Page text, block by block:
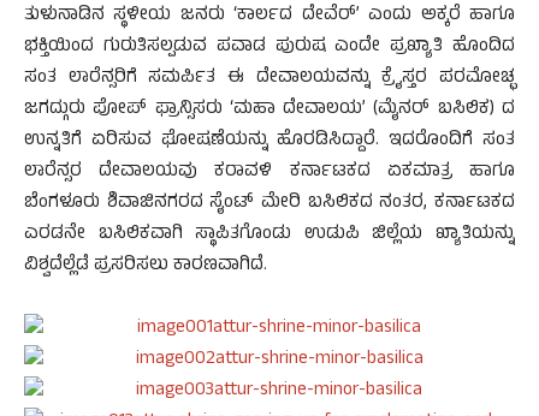
ತುಳುನಾಡಿನ ಸ್ಥಳೀಯ ಜನರು ‘ಕಾರ್ಲದ ದೇವೆರ್’ ಎಂದು ಅಕ್ಕರೆ ಹಾಗೂ
ಭಕ್ತಿಯಿಂದ ಗುರುತಿಸಲ್ಪಡುವ ಪವಾಡ ಪುರುಷ ಎಂದೇ ಪ್ರಖ್ಯಾತಿ ಹೊಂದಿದ
ಸಂತ ಲಾರೆನ್ಸರಿಗೆ ಸಮರ್ಪಿತ ಈ ದೇವಾಲಯವನ್ನು ಕ್ರೈಸ್ತರ ಪರಮೋಚ್ಛ
ಜಗದ್ಗುರು ಪೋಪ್ ಫ್ರಾನ್ಸಿಸರು ‘ಮಹಾ ದೇವಾಲಯ’ (ಮೈನರ್ ಬಸಿಲಿಕ) ದ
ಉನ್ನತಿಗೆ ಏರಿಸುವ ಘೋಷಣೆಯನ್ನು ಹೊರಡಿಸಿದ್ದಾರೆ. ಇದರೊಂದಿಗೆ ಸಂತ
ಲಾರೆನ್ಸರ ದೇವಾಲಯವು ಕರಾವಳಿ ಕರ್ನಾಟಕದ ಏಕಮಾತ್ರ ಹಾಗೂ
ಬೆಂಗಳೂರು ಶಿವಾಜಿನಗರದ ಸೈಂಟ್ ಮೇರಿ ಬಸಿಲಿಕದ ನಂತರ, ಕರ್ನಾಟಕದ
ಎರಡನೇ ಬಸಿಲಿಕವಾಗಿ ಸ್ಥಾಪಿತಗೊಂಡು ಉಡುಪಿ ಜಿಲ್ಲೆಯ ಖ್ಯಾತಿಯನ್ನು
ವಿಶ್ವದೆಲ್ಲೆಡೆ ಪ್ರಸರಿಸಲು ಕಾರಣವಾಗಿದೆ.